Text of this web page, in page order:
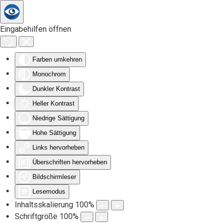
Eingabehilfen öffnen
Farben umkehren
Monochrom
Dunkler Kontrast
Heller Kontrast
Niedrige Sättigung
Hohe Sättigung
Links hervorheben
Überschriften hervorheben
Bildschirmleser
Lesemodus
Inhaltsskalierung 100%
Schriftgröße 100%
Zum Hauptinhalt springen